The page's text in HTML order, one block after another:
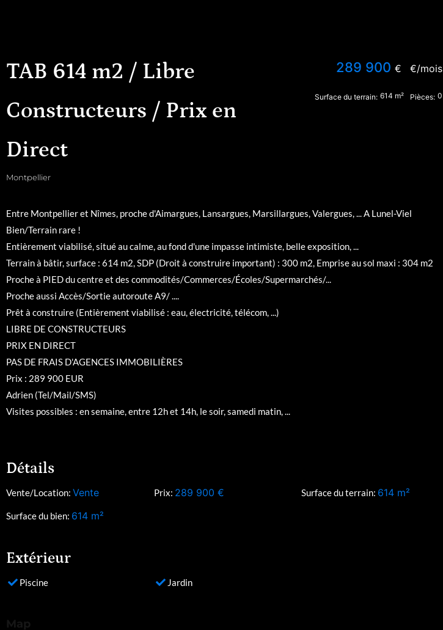
TAB 614 m2 / Libre
Constructeurs / Prix en
Direct
Montpellier
289 900 € €/mois
Surface du terrain: 614 m² Pièces: 0
Entre Montpellier et Nîmes, proche d'Aimargues, Lansargues, Marsillargues, Valergues, ... A Lunel-Viel
Bien/Terrain rare !
Entièrement viabilisé, situé au calme, au fond d'une impasse intimiste, belle exposition, ...
Terrain à bâtir, surface : 614 m2, SDP (Droit à construire important) : 300 m2, Emprise au sol maxi : 304 m2
Proche à PIED du centre et des commodités/Commerces/Écoles/Supermarchés/...
Proche aussi Accès/Sortie autoroute A9/ ....
Prêt à construire (Entièrement viabilisé : eau, électricité, télécom, ...)
LIBRE DE CONSTRUCTEURS
PRIX EN DIRECT
PAS DE FRAIS D'AGENCES IMMOBILIÈRES
Prix : 289 900 EUR
Adrien (Tel/Mail/SMS)
Visites possibles : en semaine, entre 12h et 14h, le soir, samedi matin, ...
Détails
Vente/Location: Vente Prix: 289 900 € Surface du terrain: 614 m²
Surface du bien: 614 m²
Extérieur
Piscine Jardin